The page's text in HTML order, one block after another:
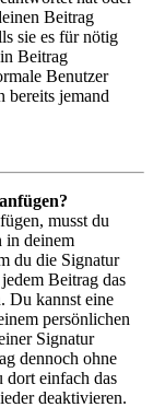
Beitrag
sie es für nötig
Beitrag
Benutzer
bereits jemand
musst du
in deinem
du die Signatur
Beitrag das
Du kannst eine
persönlichen
Signatur
dennoch ohne
dort einfach das
deaktivieren.